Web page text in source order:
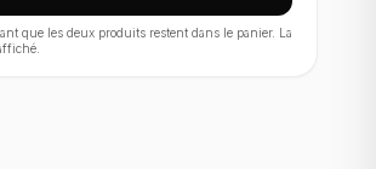
que les deux produits restent dans le panier. La